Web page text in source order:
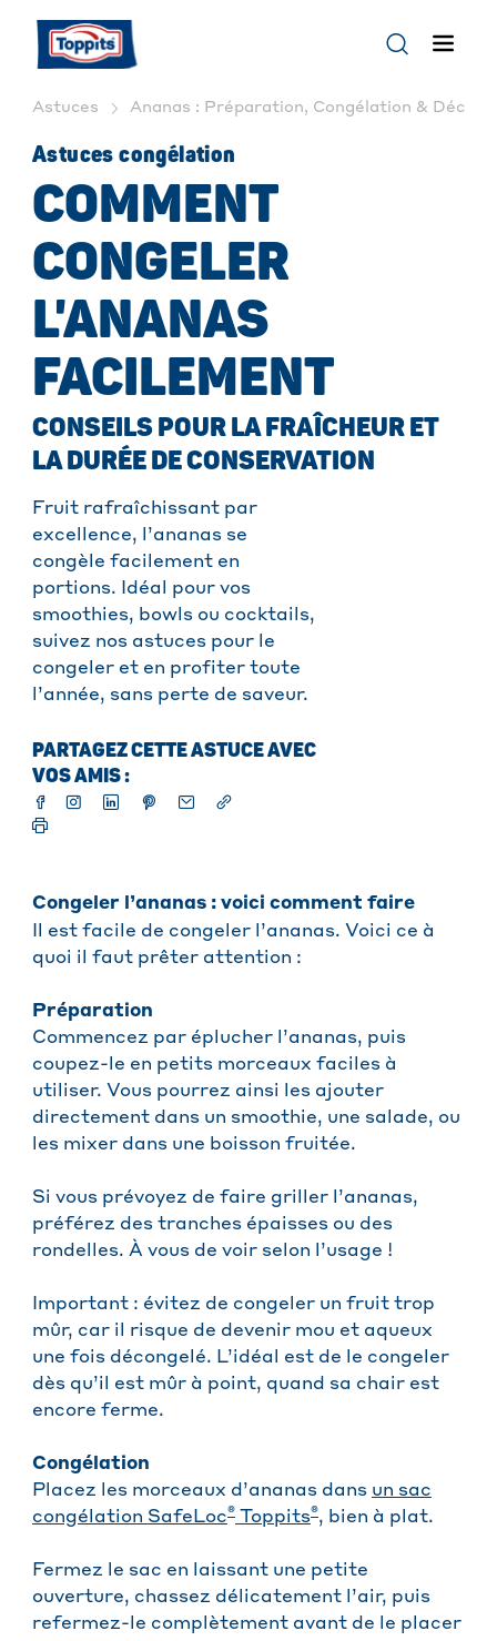
Astuces Ananas : Préparation, Congélation &
Astuces congélation
COMMENT
CONGELER
L'ANANAS
FACILEMENT
CONSEILS POUR LA FRAÎCHEUR ET
LA DURÉE DE CONSERVATION
Fruit rafraîchissant par
excellence, l’ananas se
congèle facilement en
portions. Idéal pour vos
smoothies, bowls ou cocktails,
suivez nos astuces pour le
congeler et en profiter toute
l’année, sans perte de saveur.
PARTAGEZ CETTE ASTUCE AVEC
VOS AMIS :
Congeler l’ananas : voici comment faire
Il est facile de congeler l’ananas. Voici ce à
quoi il faut prêter attention :
Préparation
Commencez par éplucher l’ananas, puis
coupez-le en petits morceaux faciles à
utiliser. Vous pourrez ainsi les ajouter
directement dans un smoothie, une salade, ou
les mixer dans une boisson fruitée.
Si vous prévoyez de faire griller l’ananas,
préférez des tranches épaisses ou des
rondelles. À vous de voir selon l’usage !
Important : évitez de congeler un fruit trop
mûr, car il risque de devenir mou et aqueux
une fois décongelé. L’idéal est de le congeler
dès qu’il est mûr à point, quand sa chair est
encore ferme.
Congélation
Placez les morceaux d’ananas dans un sac
congélation SafeLoc® Toppits®, bien à plat.
Fermez le sac en laissant une petite
ouverture, chassez délicatement l’air, puis
refermez-le complètement avant de le placer